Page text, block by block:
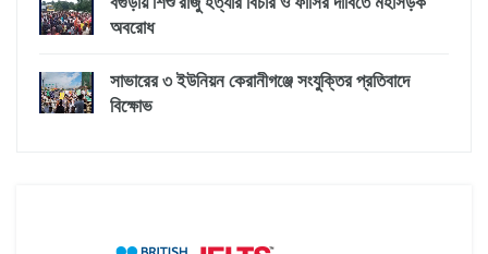
অবরোধ
সাভারের ৩ ইউনিয়ন কেরানীগঞ্জে সংযুক্তির প্রতিবাদে
বিক্ষোভ